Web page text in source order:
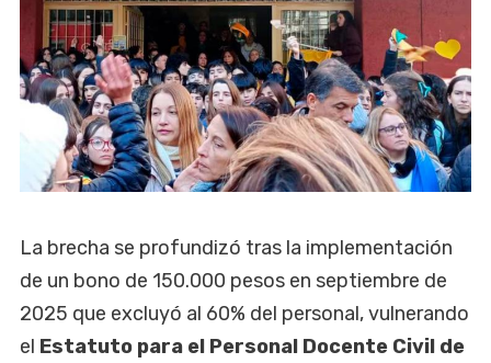
La brecha se profundizó tras la implementación
de un bono de 150.000 pesos en septiembre de
2025 que excluyó al 60% del personal, vulnerando
el Estatuto para el Personal Docente Civil de